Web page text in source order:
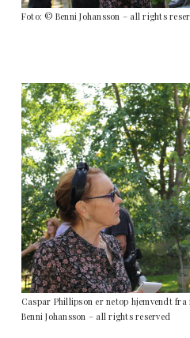
Foto: © Benni Johansson – all rights
Caspar Phillipson er netop hjemvendt
Benni Johansson – all rights reserved